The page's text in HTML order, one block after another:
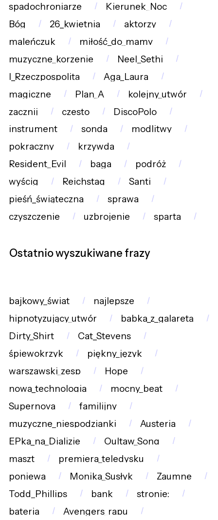
spadochroniarze
Kierunek_Noc
Bóg
26_kwietnia
aktorzy
maleńczuk
miłość_do_mamy
muzyczne_korzenie
Neel_Sethi
I_Rzeczpospolita
Aga_Laura
magiczne
Plan_A
kolejny_utwór
zacznij
czesto
DiscoPolo
instrument
sonda
modlitwy
pokraczny
krzywda
Resident_Evil
baga
podróż
wyścig
Reichstag
Santi
pieśń_świąteczna
sprawa
czyszczenie
uzbrojenie sparta
Ostatnio wyszukiwane frazy
bajkowy_świat
najlepsze
hipnotyzujący_utwór
babka_z_galaretą
Dirty_Shirt
Cat_Stevens
śpiewokrzyk
piękny_język
warszawski_zesp
Hope
nowa_technologia
mocny_beat
Supernova
familijny
muzyczne_niespodzianki
Austeria
EPka_na_Dializie
Oultaw_Song
maszt
premiera_teledysku
poniewa
Monika_Susłyk
Zaumne
Todd_Phillips
bank
stronie:
bateria
Avengers_rapu